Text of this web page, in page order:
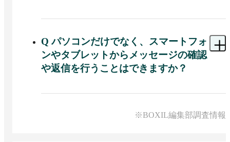
A Chatworkでは利用することが可能です。チャッ
オ通話や音声通話の機能が備わっており、対面で
のオンラインコミュニケーションを行うことが可
能です。
Qパソコンだけでなく、スマートフォ
ンやタブレットからメッセージの確認
や返信を行うことはできますか？
A Chatworkでは行うことが可能です。ブラウザや
けのモバイルアプリが提供されており、時間や場
※BOXIL編集部調査情報